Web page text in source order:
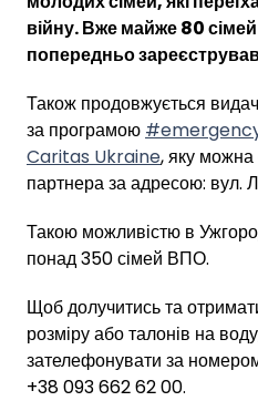
війну. Вже майже 80
попередньо
Також продовжується
за програмою
Caritas Ukraine, яку
партнера за адресою: вул.
Такою можливістю в
понад 350 сімей ВПО.
Щоб долучитись та
розміру або талонів на
зателефонувати за номером
+38 093 662 62 00.